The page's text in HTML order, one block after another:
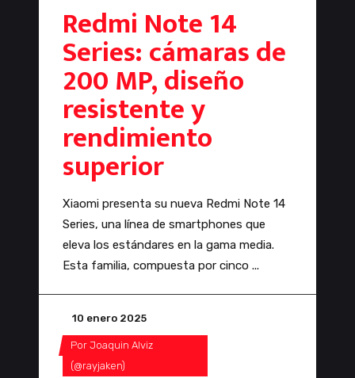
Redmi Note 14
Series: cámaras de
200 MP, diseño
resistente y
rendimiento
superior
Xiaomi presenta su nueva Redmi Note 14
Series, una línea de smartphones que
eleva los estándares en la gama media.
Esta familia, compuesta por cinco
10 enero 2025
Por Joaquin Alviz
(@rayjaken)